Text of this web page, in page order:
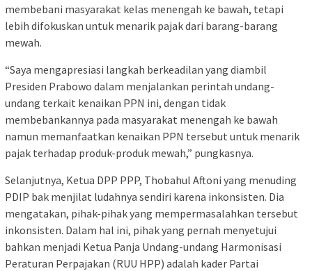
membebani masyarakat kelas menengah ke bawah, tetapi
lebih difokuskan untuk menarik pajak dari barang-barang
mewah.
“Saya mengapresiasi langkah berkeadilan yang diambil
Presiden Prabowo dalam menjalankan perintah undang-
undang terkait kenaikan PPN ini, dengan tidak
membebankannya pada masyarakat menengah ke bawah
namun memanfaatkan kenaikan PPN tersebut untuk menarik
pajak terhadap produk-produk mewah,” pungkasnya.
Selanjutnya, Ketua DPP PPP, Thobahul Aftoni yang menuding
PDIP bak menjilat ludahnya sendiri karena inkonsisten. Dia
mengatakan, pihak-pihak yang mempermasalahkan tersebut
inkonsisten. Dalam hal ini, pihak yang pernah menyetujui
bahkan menjadi Ketua Panja Undang-undang Harmonisasi
Peraturan Perpajakan (RUU HPP) adalah kader Partai